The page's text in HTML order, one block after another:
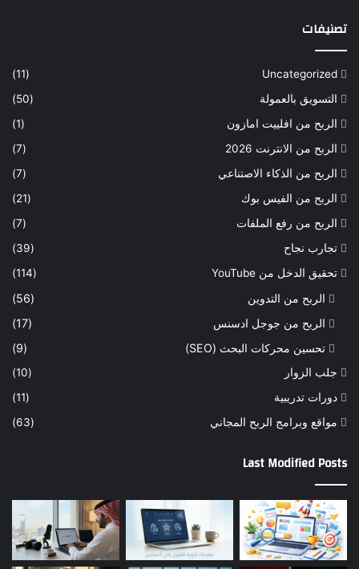
تصنيفات
Uncategorized
(11)
التسويق بالعمولة
(50)
الربح من افلييت امازون
(1)
الربح من الانترنت 2026
(7)
الربح من الذكاء الاصتناعي
(7)
الربح من الفيس بوك
(21)
الربح من رفع الملفات
(7)
تجارب نجاح
(39)
تحقيق الدخل من YouTube
(114)
الربح من التدوين
(56)
الربح من جوجل ادسنس
(17)
تحسين محركات البحث (SEO)
(9)
جلب الزوار
(10)
دورات تدريبية
(11)
مواقع وبرامج الربح المجاني
(63)
Last Modified Posts